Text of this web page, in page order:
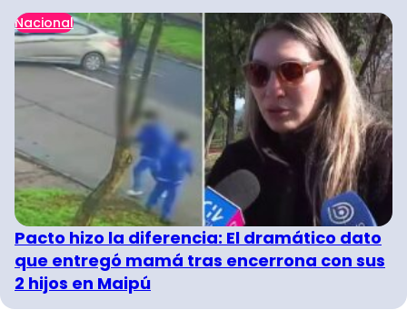
Nacional
Pacto hizo la diferencia: El dramático dato
que entregó mamá tras encerrona con sus
2 hijos en Maipú